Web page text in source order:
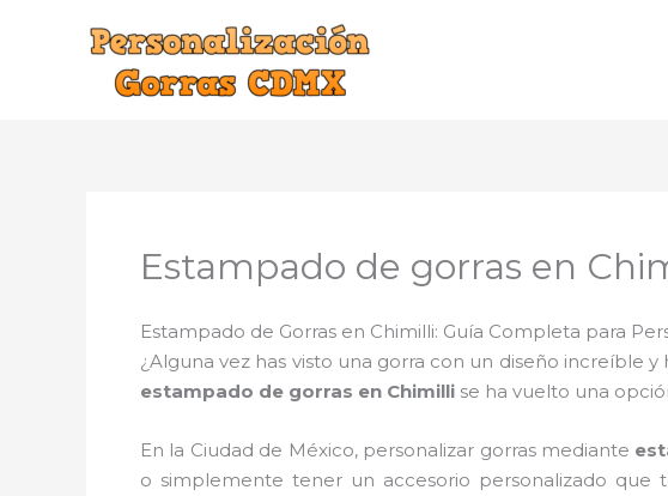
Estampado de gorras en
Estampado de Gorras en Chimilli: Guía Completa para
¿Alguna vez has visto una gorra con un diseño increíble y
estampado de gorras en Chimilli se ha vuelto una
En la Ciudad de México, personalizar gorras mediante
o simplemente tener un accesorio personalizado que